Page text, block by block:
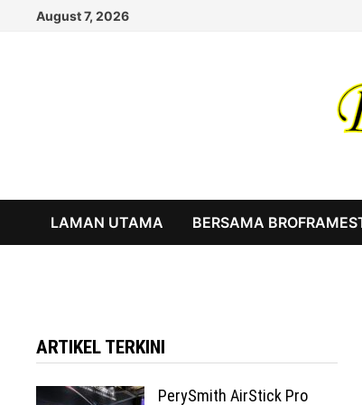
August 7, 2026
LAMAN UTAMA BERSAMA
ARTIKEL TERKINI
PerySmith AirStick Pro